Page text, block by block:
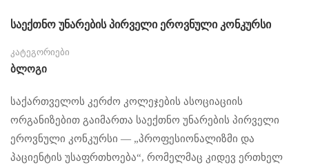
საექთნო უნარების პირველი ეროვნული კონკურსი
კატეგორიები
Ბლოგი
საქართველოს კერძო კოლეჯების ასოციაციის
ორგანიზებით გაიმართა საექთნო უნარების პირველი
ეროვნული კონკურსი — „პროფესიონალიზმი და
პაციენტის უსაფრთხოება“, რომელმაც კიდევ ერთხელ